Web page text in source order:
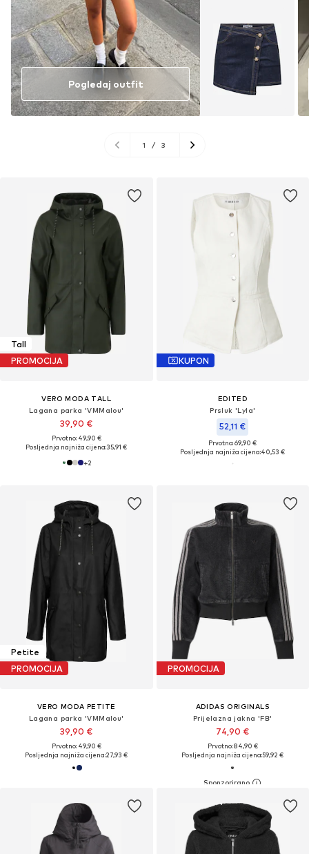
Tall
PROMOCIJA
VERO MODA TALL
Lagana parka 'VMMalou'
39,90 €
Prvotno: 49,90 €
Posljednja najniža cijena:35,91 €
+2
Pogledaj outfit
1 / 3
KUPON
EDITED
Prsluk 'Lyla'
52,11 €
Prvotno: 69,90 €
Posljednja najniža cijena:40,53 €
Petite
PROMOCIJA
VERO MODA PETITE
Lagana parka 'VMMalou'
39,90 €
Prvotno: 49,90 €
Posljednja najniža cijena:27,93 €
PROMOCIJA
ADIDAS ORIGINALS
Prijelazna jakna 'FB'
74,90 €
Prvotno: 84,90 €
Posljednja najniža cijena:59,92 €